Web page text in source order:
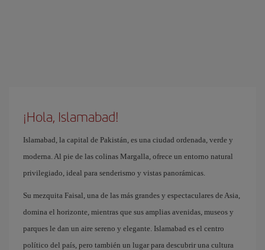
¡Hola, Islamabad!
Islamabad, la capital de Pakistán, es una ciudad ordenada, verde y
moderna. Al pie de las colinas Margalla, ofrece un entorno natural
privilegiado, ideal para senderismo y vistas panorámicas.
Su mezquita Faisal, una de las más grandes y espectaculares de Asia,
domina el horizonte, mientras que sus amplias avenidas, museos y
parques le dan un aire sereno y elegante. Islamabad es el centro
político del país, pero también un lugar para descubrir una cultura